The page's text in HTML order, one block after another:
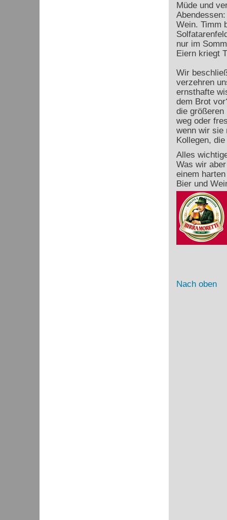
Müde und
Wein. Timm
nur im
Eiern kriegt
Wir
verzehren
ernsthafte
dem Brot
die größeren
weg oder
wenn wir sie
Kollegen,
Alles
Was wir
einem
Bier und
Nach oben